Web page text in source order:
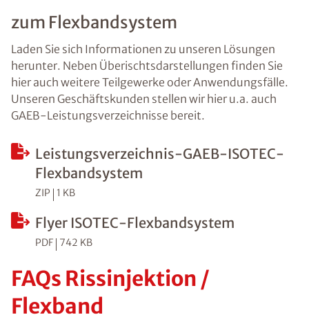
zum Flexbandsystem
Laden Sie sich Informationen zu unseren Lösungen
herunter. Neben Überischtsdarstellungen finden Sie
hier auch weitere Teilgewerke oder Anwendungsfälle.
Unseren Geschäftskunden stellen wir hier u.a. auch
GAEB-Leistungsverzeichnisse bereit.
Leistungsverzeichnis-GAEB-ISOTEC-
Flexbandsystem
ZIP 1 KB
Flyer ISOTEC-Flexbandsystem
PDF 742 KB
FAQs Rissinjektion /
Flexband